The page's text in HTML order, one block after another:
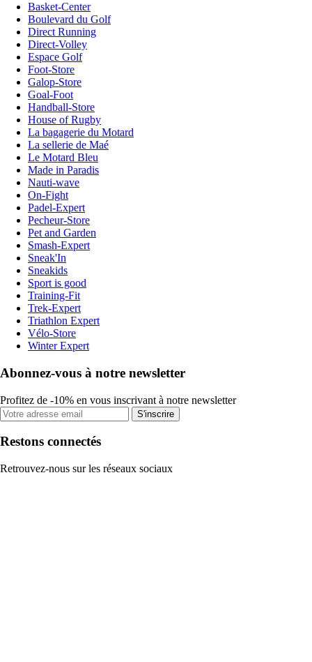
Basket-Center
Boulevard du Golf
Direct Running
Direct-Volley
Espace Golf
Foot-Store
Galop-Store
Goal-Foot
Handball-Store
House of Rugby
La bagagerie du Motard
La sellerie de Maé
Le Motard Bleu
Made in Paradis
Nauti-wave
On-Fight
Padel-Expert
Pecheur-Store
Pet and Garden
Smash-Expert
Sneak'In
Sneakids
Sport is good
Training-Fit
Trek-Expert
Triathlon Expert
Vélo-Store
Winter Expert
Abonnez-vous à notre newsletter
Profitez de -10% en vous inscrivant à notre newsletter
S'inscrire
Restons connectés
Retrouvez-nous sur les réseaux sociaux